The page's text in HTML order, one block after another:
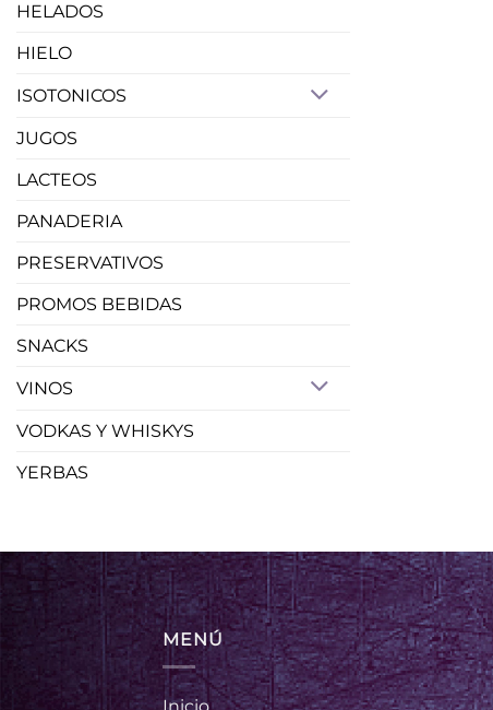
HELADOS
HIELO
ISOTONICOS
JUGOS
LACTEOS
PANADERIA
PRESERVATIVOS
PROMOS BEBIDAS
SNACKS
VINOS
VODKAS Y WHISKYS
YERBAS
MENÚ
Inicio